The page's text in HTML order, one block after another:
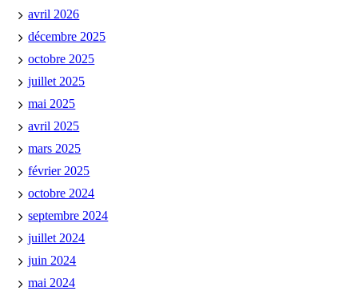
avril 2026
décembre 2025
octobre 2025
juillet 2025
mai 2025
avril 2025
mars 2025
février 2025
octobre 2024
septembre 2024
juillet 2024
juin 2024
mai 2024